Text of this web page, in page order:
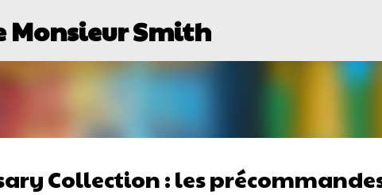
Passer au contenu principal
Monsieur Smith
Collection : les